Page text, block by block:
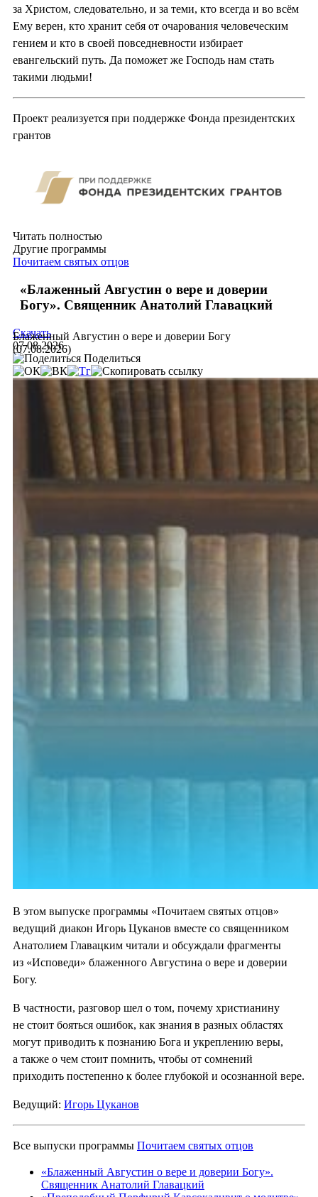
за Христом, следовательно, и за теми, кто всегда и во всём
Ему верен, кто хранит себя от очарования человеческим
гением и кто в своей повседневности избирает
евангельский путь. Да поможет же Господь нам стать
такими людьми!
Проект реализуется при поддержке Фонда президентских
грантов
Читать полностью
Другие программы
Почитаем святых отцов
«Блаженный Августин о вере и доверии
Богу». Священник Анатолий Главацкий
Блаженный Августин о вере и доверии Богу
(07.08.2026)
Скачать
07.08.2026
Поделиться
В этом выпуске программы «Почитаем святых отцов»
ведущий диакон Игорь Цуканов вместе со священником
Анатолием Главацким читали и обсуждали фрагменты
из «Исповеди» блаженного Августина о вере и доверии
Богу.
В частности, разговор шел о том, почему христианину
не стоит бояться ошибок, как знания в разных областях
могут приводить к познанию Бога и укреплению веры,
а также о чем стоит помнить, чтобы от сомнений
приходить постепенно к более глубокой и осознанной вере.
Ведущий: Игорь Цуканов
Все выпуски программы Почитаем святых отцов
«Блаженный Августин о вере и доверии Богу».
Священник Анатолий Главацкий